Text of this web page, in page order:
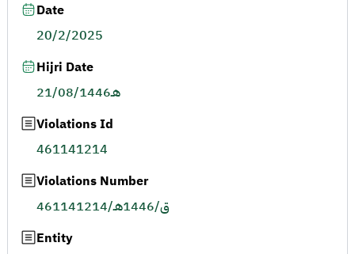
Date
20/2/2025
Hijri Date
21/08/1446هـ
Violations Id
461141214
Violations Number
461141214/ق/1446هـ
Entity